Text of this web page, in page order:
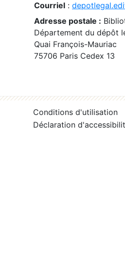
Courriel :
Adresse postale :
Département du dépôt
Quai François-Mauriac
75706 Paris Cedex 13
Conditions d'utilisation
Déclaration